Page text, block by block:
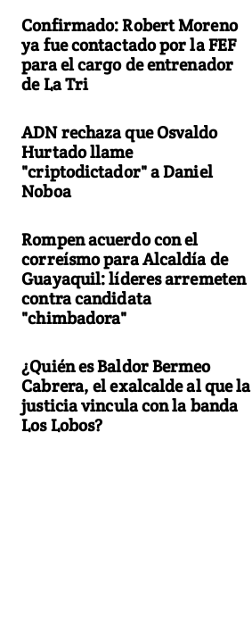
Confirmado: Robert Moreno
ya fue contactado por la FEF
para el cargo de entrenador
de La Tri
ADN rechaza que Osvaldo
Hurtado llame
"criptodictador" a Daniel
Noboa
Rompen acuerdo con el
correísmo para Alcaldía de
Guayaquil: líderes arremeten
contra candidata
"chimbadora"
¿Quién es Baldor Bermeo
Cabrera, el exalcalde al que la
justicia vincula con la banda
Los Lobos?